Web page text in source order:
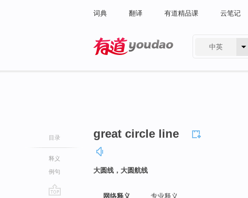
词典 翻译 有道精品课 云笔记
中英
目录
释义
例句
great circle line
大圆线，大圆航线
网络释义 专业释义